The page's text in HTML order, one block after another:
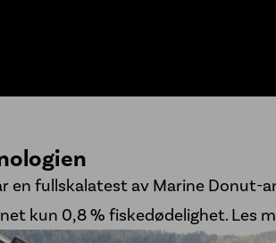
en fullskalatest av Marine Donut-
kun 0,8 % fiskedødelighet. Les